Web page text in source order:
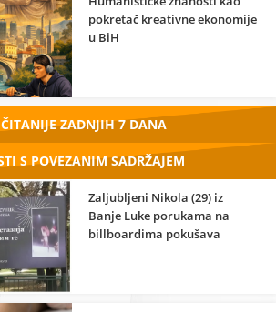
pokretač kreativne ekonomije
u BiH
ZADNJIH 7 DANA
S POVEZANIM SADRŽAJEM
Zaljubljeni Nikola (29) iz
Banje Luke porukama na
billboardima pokušava